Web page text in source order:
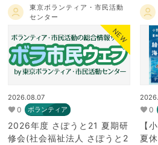
東京ボランティア・市民活動
センター
NEW
2026.08.07
0 ボランティア
2026年度 さぽうと21 夏期研
修会(社会福祉法人 さぽうと2
0
【
夏